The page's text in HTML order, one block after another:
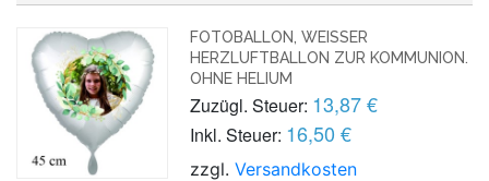
FOTOBALLON, WEISSER H
ERZLUFTBALLON ZUR KOMMUNION. O
HNE HELIUM
Zuzügl. Steuer: 13,87 €
Inkl. Steuer: 16,50 €
zzgl.Versandkosten